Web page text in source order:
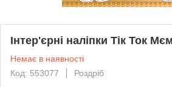
Інтер'єрні наліпки Тік Ток
Немає в наявності
Код: 553077
Роздріб